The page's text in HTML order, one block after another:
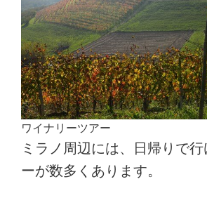
ワイナリーツアー
ミラノ周辺には、日帰りで行
ーが数多くあります。